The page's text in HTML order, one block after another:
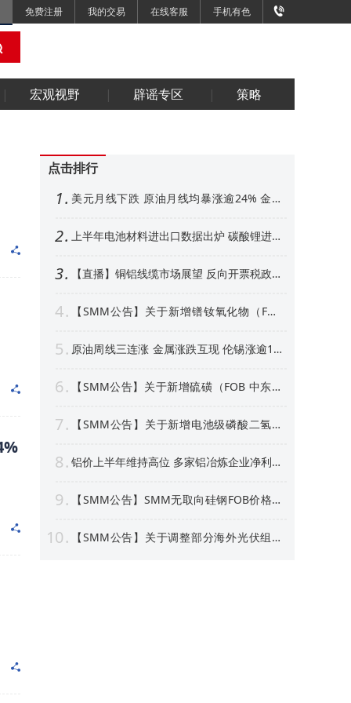
免费注册 我的交易 在线客服 手机有色
宏观视野 辟谣专区 策略
点击排行
1
美元月线下跌 原油月线均暴涨逾24% 金属
2 上半年电池材料进出口数据出炉 碳酸锂进口
3
【直播】铜铝线缆市场展望 反向开票税政形
4
【SMM公告】关于新增镨钕氧化物（FOB
5
原油周线三连涨 金属涨跌互现 伦锡涨逾1%
6
【SMM公告】关于新增硫磺（FOB 中东）
7
【SMM公告】关于新增电池级磷酸二氢锂
8 铝价上半年维持高位 多家铝冶炼企业净利预
9
【SMM公告】SMM无取向硅钢FOB价格点
10
【SMM公告】关于调整部分海外光伏组件